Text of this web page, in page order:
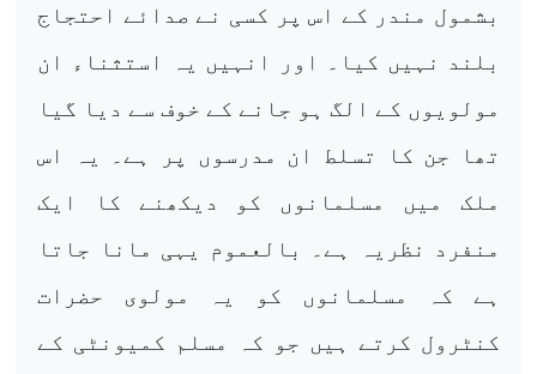
بشمول مندر کے اس پر کسی نے صدائے احتجاج
بلند نہیں کیا۔ اور انہیں یہ استثناء ان
مولویوں کے الگ ہو جانے کے خوف سے دیا گیا
تھا جن کا تسلط ان مدرسوں پر ہے۔ یہ اس
ملک میں مسلمانوں کو دیکھنے کا ایک
منفرد نظریہ ہے۔ بالعموم یہی مانا جاتا
ہے کہ مسلمانوں کو یہ مولوی حضرات
کنٹرول کرتے ہیں جو کہ مسلم کمیونٹی کے